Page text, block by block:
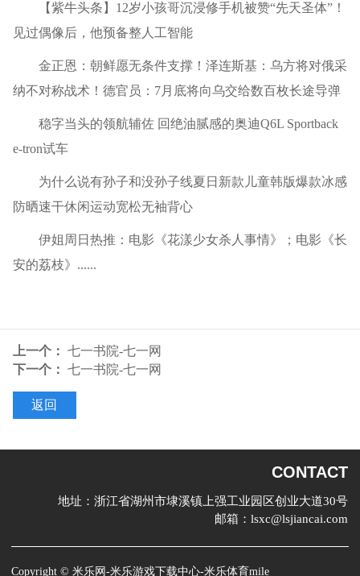
【紫牛头条】12岁小孩哥沉浸修手机被赞“先天圣体”！
见过偶像后，他预备整人工智能
金正恩：朝鲜愿无条件支撑！泽连斯基：乌方将对俄采
纳不对称战术！德官员：7月底将向乌交给数百枚长途导弹
稳字当头的领航辅佐 回绝油腻感的奥迪Q6L Sportback
e-tron试车
为什么说有孙子和没孙子线夏日新款儿童韩版爆款冰感
防晒速干休闲运动宽松无袖背心
伊姐周日热推：电影《花漾少女杀人事情》；电影《长
安的荔枝》......
上一个： 七一书院-七一网
下一个： 七一书院-七一网
返回
CONTACT
地址：浙江省湖州市埭溪镇上强工业园区创业大道30号
邮箱：lsxc@lsjiancai.com
Copyright ©米乐网-米乐游戏下载中心-米乐体育mile